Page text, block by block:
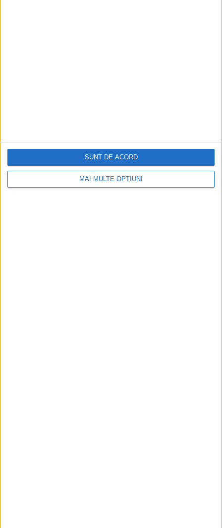
MAI MULTE OPȚIUNI
SUNT DE ACORD